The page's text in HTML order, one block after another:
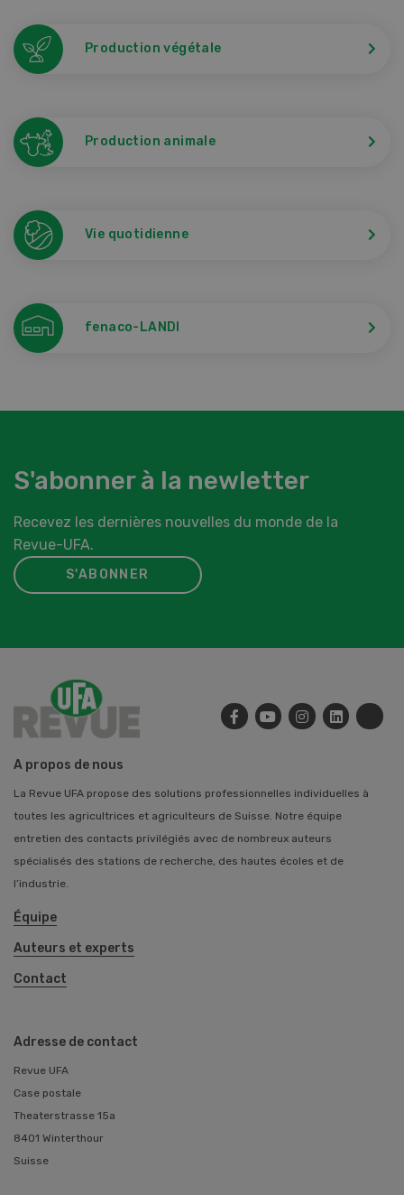
Production végétale
Production animale
Vie quotidienne
fenaco-LANDI
S'abonner à la newletter
Recevez les dernières nouvelles du monde de la
Revue-UFA.
S'ABONNER
A propos de nous
La Revue UFA propose des solutions professionnelles individuelles à
toutes les agricultrices et agriculteurs de Suisse. Notre équipe
entretien des contacts privilégiés avec de nombreux auteurs
spécialisés des stations de recherche, des hautes écoles et de
l’industrie.
Équipe
Auteurs et experts
Contact
Adresse de contact
Revue UFA
Case postale
Theaterstrasse 15a
8401 Winterthour
Suisse